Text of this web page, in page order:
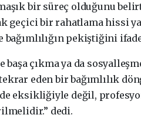
bir süreç olduğunu
geçici bir rahatlama hissi
pekiştiğini
başa çıkma ya da
eden bir bağımlılık
eksikliğiyle değil,
dedi.